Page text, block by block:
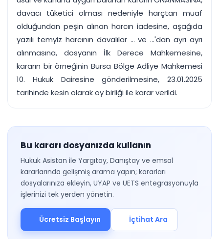
davacı tüketici olması nedeniyle harçtan muaf
olduğundan peşin alınan harcın iadesine, aşağıda
yazılı temyiz harcının davalılar ... ve ...'dan ayrı ayrı
alınmasına, dosyanın İlk Derece Mahkemesine,
kararın bir örneğinin Bursa Bölge Adliye Mahkemesi
10. Hukuk Dairesine gönderilmesine, 23.01.2025
tarihinde kesin olarak oy birliği ile karar verildi.
Bu kararı dosyanızda kullanın
Hukuk Asistan ile Yargıtay, Danıştay ve emsal
kararlarında gelişmiş arama yapın; kararları
dosyalarınıza ekleyin, UYAP ve UETS entegrasyonuyla
işlerinizi tek yerden yönetin.
Ücretsiz Başlayın İçtihat Ara